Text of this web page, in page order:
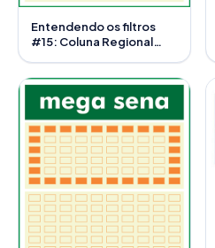
Entendendo os filtros
#15: Coluna Regional